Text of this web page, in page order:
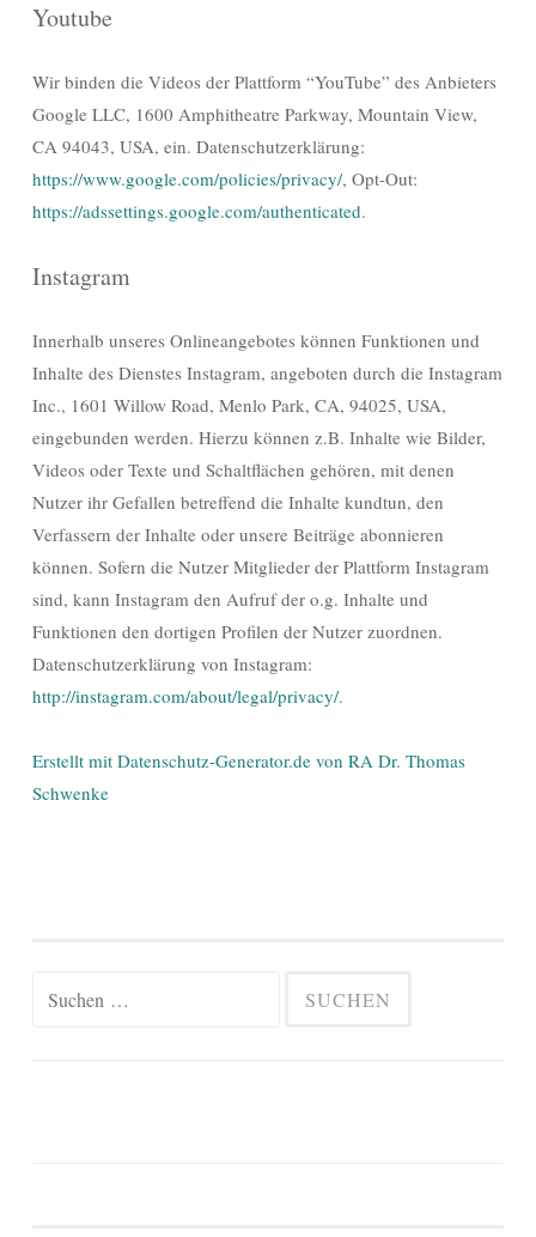
Youtube
Wir binden die Videos der Plattform “YouTube” des Anbieters
Google LLC, 1600 Amphitheatre Parkway, Mountain View,
CA 94043, USA, ein. Datenschutzerklärung:
https://www.google.com/policies/privacy/, Opt-Out:
https://adssettings.google.com/authenticated.
Instagram
Innerhalb unseres Onlineangebotes können Funktionen und
Inhalte des Dienstes Instagram, angeboten durch die Instagram
Inc., 1601 Willow Road, Menlo Park, CA, 94025, USA,
eingebunden werden. Hierzu können z.B. Inhalte wie Bilder,
Videos oder Texte und Schaltflächen gehören, mit denen
Nutzer ihr Gefallen betreffend die Inhalte kundtun, den
Verfassern der Inhalte oder unsere Beiträge abonnieren
können. Sofern die Nutzer Mitglieder der Plattform Instagram
sind, kann Instagram den Aufruf der o.g. Inhalte und
Funktionen den dortigen Profilen der Nutzer zuordnen.
Datenschutzerklärung von Instagram:
http://instagram.com/about/legal/privacy/.
Erstellt mit Datenschutz-Generator.de von RA Dr. Thomas
Schwenke
Suchen